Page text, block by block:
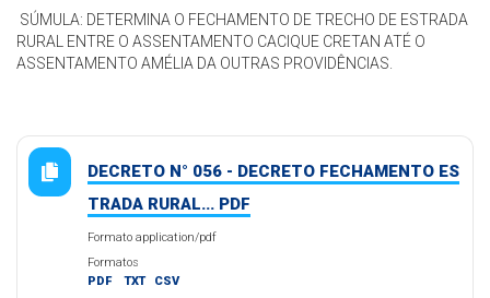
SÚMULA: DETERMINA O FECHAMENTO DE TRECHO DE ESTRADA
RURAL ENTRE O ASSENTAMENTO CACIQUE CRETAN ATÉ O
ASSENTAMENTO AMÉLIA DA OUTRAS PROVIDÊNCIAS.
DECRETO N° 056 - DECRETO FECHAMENTO ES
TRADA RURAL... PDF
Formato application/pdf
Formatos
PDF
TXT CSV